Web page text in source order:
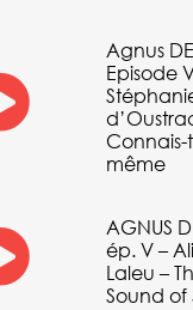
Agnus
Episode
Connais-
même
AGNUS
ép. V –
Laleu –
Sound of